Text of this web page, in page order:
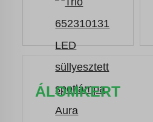
ÁLOMKERT